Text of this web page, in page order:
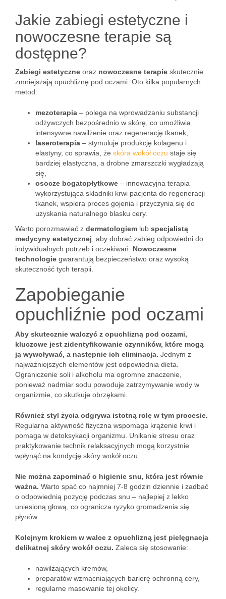
Jakie zabiegi estetyczne i
nowoczesne terapie są
dostępne?
Zabiegi estetyczne oraz nowoczesne terapie skutecznie
zmniejszają opuchliznę pod oczami. Oto kilka popularnych
metod:
mezoterapia – polega na wprowadzaniu substancji
odżywczych bezpośrednio w skórę, co umożliwia
intensywne nawilżenie oraz regenerację tkanek,
laseroterapia – stymuluje produkcję kolagenu i
elastyny, co sprawia, że skóra wokół oczu staje się
bardziej elastyczna, a drobne zmarszczki wygładzają
się,
osocze bogatopłytkowe – innowacyjna terapia
wykorzystująca składniki krwi pacjenta do regeneracji
tkanek, wspiera proces gojenia i przyczynia się do
uzyskania naturalnego blasku cery.
Warto porozmawiać z dermatologiem lub specjalistą
medycyny estetycznej , aby dobrać zabieg odpowiedni do
indywidualnych potrzeb i oczekiwań. Nowoczesne
technologie gwarantują bezpieczeństwo oraz wysoką
skuteczność tych terapii.
Zapobieganie
opuchliźnie pod oczami
Aby skutecznie walczyć z opuchlizną pod oczami,
kluczowe jest zidentyfikowanie czynników, które mogą
ją wywoływać, a następnie ich eliminacja. Jednym z
najważniejszych elementów jest odpowiednia dieta.
Ograniczenie soli i alkoholu ma ogromne znaczenie,
ponieważ nadmiar sodu powoduje zatrzymywanie wody w
organizmie, co skutkuje obrzękami.
Również styl życia odgrywa istotną rolę w tym procesie.
Regularna aktywność fizyczna wspomaga krążenie krwi i
pomaga w detoksykacji organizmu. Unikanie stresu oraz
praktykowanie technik relaksacyjnych mogą korzystnie
wpłynąć na kondycję skóry wokół oczu.
Nie można zapominać o higienie snu, która jest równie
ważna. Warto spać co najmniej 7-8 godzin dziennie i zadbać
o odpowiednią pozycję podczas snu – najlepiej z lekko
uniesioną głową, co ogranicza ryzyko gromadzenia się
płynów.
Kolejnym krokiem w walce z opuchlizną jest pielęgnacja
delikatnej skóry wokół oczu. Zaleca się stosowanie:
nawilżających kremów,
preparatów wzmacniających barierę ochronną cery,
regularne masowanie tej okolicy.